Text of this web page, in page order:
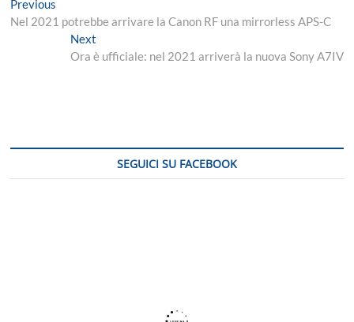
Navigazione
articoli
Previous
post:
Nel 2021 potrebbe arrivare la Canon RF una mirrorless APS-C
NextNext
post:
Ora è ufficiale: nel 2021 arriverà la nuova Sony A7IV
SEGUICI SU FACEBOOK